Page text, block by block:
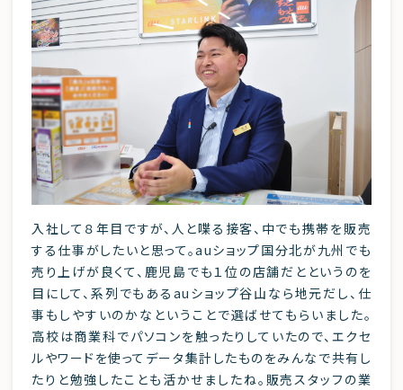
入社して８年目ですが、人と喋る接客、中でも携帯を販売
する仕事がしたいと思って。auショップ国分北が九州でも
売り上げが良くて、鹿児島でも１位の店舗だとというのを
目にして、系列でもあるauショップ谷山なら地元だし、仕
事もしやすいのかなということで選ばせてもらいました。
高校は商業科でパソコンを触ったりしていたので、エクセ
ルやワードを使ってデータ集計したものをみんなで共有し
たりと勉強したことも活かせましたね。販売スタッフの業